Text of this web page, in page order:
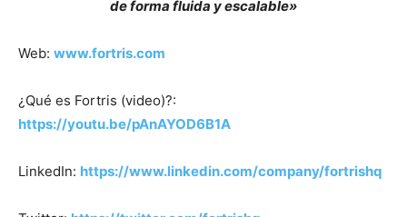
de forma fluida y escalable»
Web: www.fortris.com
¿Qué es Fortris (video)?:
https://youtu.be/pAnAYOD6B1A
LinkedIn: https://www.linkedin.com/company/fortrishq